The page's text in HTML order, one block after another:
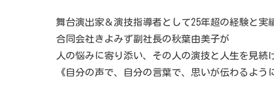
舞台演出家＆演技指導者として25年超の経験と実
合同会社きよみず副社長の秋葉由美子が
人の悩みに寄り添い、その人の演技と人生を見続
《自分の声で、自分の言葉で、思いが伝わるよ